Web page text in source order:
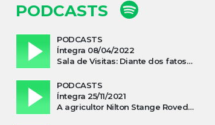
PODCASTS
PODCASTS
Íntegra 08/04/2022
Sala de Visitas: Diante dos fatos que influenciam a economia o que podemos esperar de 2022
PODCASTS
Íntegra 25/11/2021
A agricultor Nilton Stange Roveda, afirma ter recebido ajuda espiritual durante acidente